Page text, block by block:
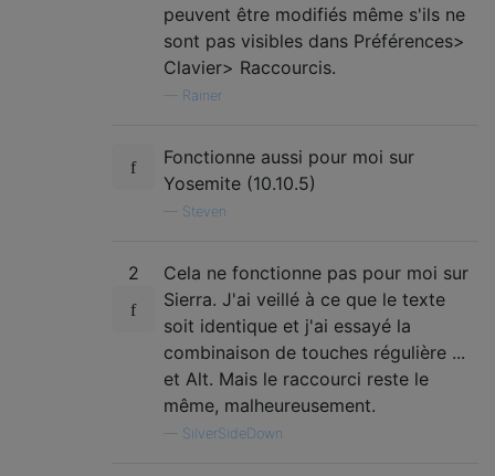
peuvent être modifiés même s'ils ne
sont pas visibles dans Préférences>
Clavier> Raccourcis.
Rainer
Fonctionne aussi pour moi sur
Yosemite (10.10.5)
Steven
2
Cela ne fonctionne pas pour moi sur
Sierra. J'ai veillé à ce que le texte
soit identique et j'ai essayé la
combinaison de touches régulière ...
et Alt. Mais le raccourci reste le
même, malheureusement.
SilverSideDown